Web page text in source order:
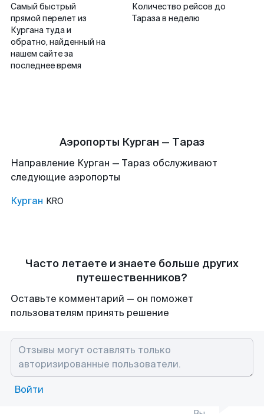
Самый быстрый
прямой перелет из
Кургана туда и
обратно, найденный на
нашем сайте за
последнее время
Количество рейсов до
Тараза в неделю
Аэропорты Курган — Тараз
Направление Курган — Тараз обслуживают
следующие аэропорты
Курган KRO
Часто летаете и знаете больше других
путешественников?
Оставьте комментарий — он поможет
пользователям принять решение
Войти